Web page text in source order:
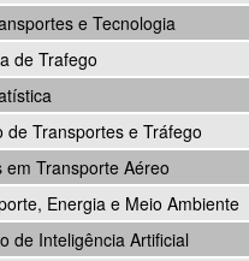
e Tecnologia
de Trafego
de Transportes e Tráfego
em Transporte Aéreo
Energia e Meio Ambiente
de Inteligência Artificial